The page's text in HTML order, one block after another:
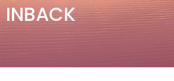
INBACK